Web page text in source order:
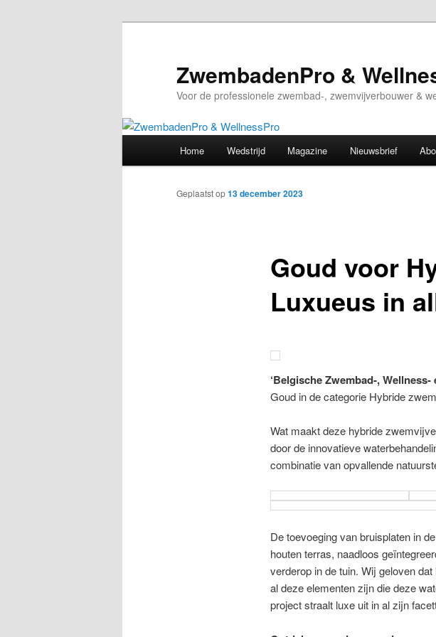
ZwembadenPro &
Voor de professionele zwembad-, zwemvijverbouwer &
Home Wedstrijd Magazine Nieuwsbrief
Goud voor
Luxueus in
Geplaatst op13 december 2023
‘Belgische Zwembad-,
Goud in de categorie Hybride
Wat maakt deze hybride
door de innovatieve
combinatie van opvallende
De toevoeging van bruisplaten in
houten terras, naadloos
verderop in de tuin. Wij geloven
al deze elementen zijn die deze
project straalt luxe uit in al zijn